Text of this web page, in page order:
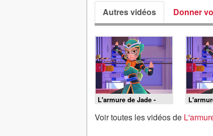
Autres vidéos Donner
L'armure de Jade -
07/08/2026 07/08/
Voir toutes les vidéos de